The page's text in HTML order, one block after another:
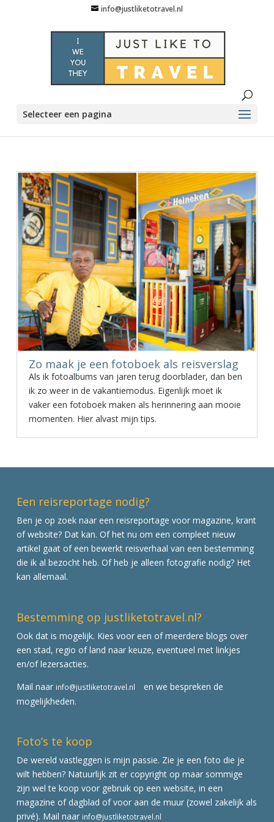
info@justliketotravel.nl
Selecteer een pagina
Zo maak je een fotoboek als reisverslag
Als ik fotoalbums van jaren terug doorblader, dan ben
ik zo weer in de vakantiemodus. Eigenlijk moet ik
vaker een fotoboek maken als herinnering aan mooie
momenten. Hier alvast mijn tips.
Een reisreportage nodig?
Ben je op zoek naar een reisreportage voor magazine, krant
of website? Dat kan. Of het nu om een compleet nieuw
artikel gaat of een bewerkt reisverhaal van een bestemming
die ik al bezocht heb. Of heb je alleen fotografie nodig? Het
kan allemaal.
Bestemming op justliketotravel.nl?
Ook dat is mogelijk. Kies voor een of meerdere blogs over
een stad, regio of land naar keuze, eventueel met linkjes
en/of lezersacties.
Mail naar info@justliketotravel.nl
en we bespreken de
mogelijkheden.
Foto’s te koop
De wereld vastleggen is mijn passie. Zie je een foto die je
wilt hebben? Natuurlijk zit er copyright op maar sommige
zijn wel te koop voor gebruik op een website, in een
magazine of dagblad of voor aan de muur (zowel zakelijk als
privé). Mail naar info@justliketotravel.nl